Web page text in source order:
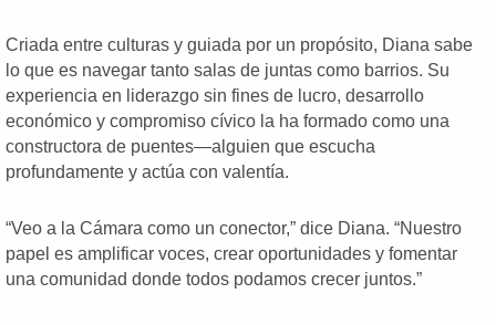
Criada entre culturas y guiada por un propósito, Diana sabe
lo que es navegar tanto salas de juntas como barrios. Su
experiencia en liderazgo sin fines de lucro, desarrollo
económico y compromiso cívico la ha formado como una
constructora de puentes—alguien que escucha
profundamente y actúa con valentía.
“Veo a la Cámara como un conector,” dice Diana. “Nuestro
papel es amplificar voces, crear oportunidades y fomentar
una comunidad donde todos podamos crecer juntos.”